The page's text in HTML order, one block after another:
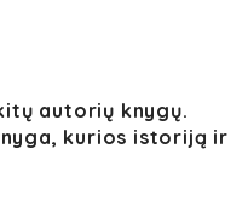
autorių knygų.
kurios istoriją ir